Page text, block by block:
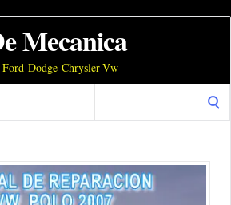
Mecanica
Dodge-Chrysler-Vw